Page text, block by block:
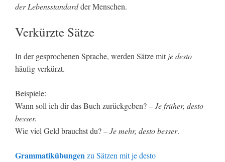
der Lebensstandardder Menschen.
Verkürzte Sätze
In der gesprochenen Sprache, werden Sätze mit je desto
häufig verkürzt.
Beispiele:
Wann soll ich dir das Buch zurückgeben? –Je früher, desto
besser.
Wie viel Geld brauchst du? –Je mehr, desto besser.
Grammatikübungenzu Sätzen mit je desto